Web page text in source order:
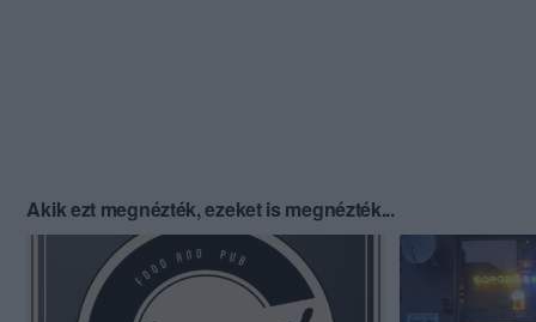
Akik ezt megnézték, ezeket is megnézték...